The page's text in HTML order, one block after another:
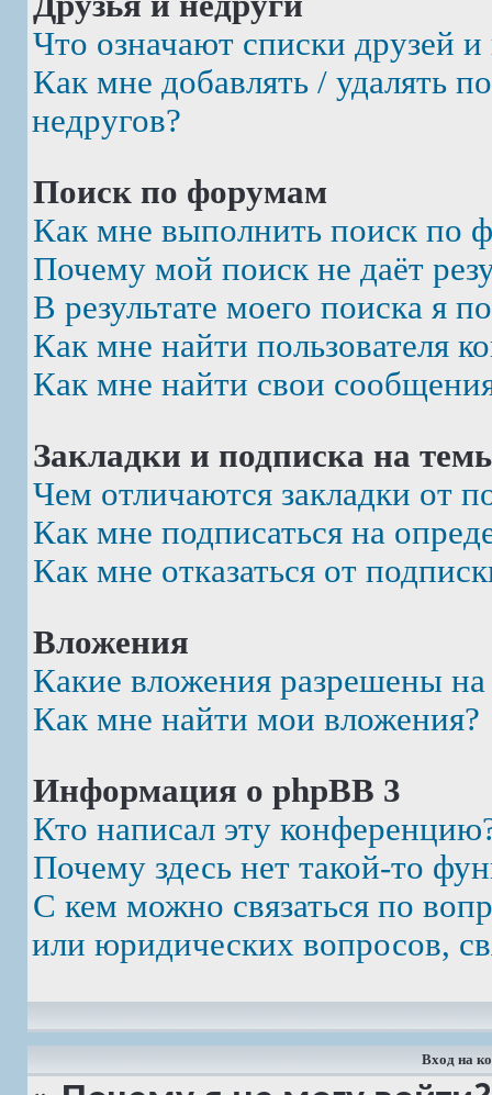
Что означают списки друзей и
Как мне добавлять / удалять
недругов?
Поиск по форумам
Как мне выполнить поиск по
Почему мой поиск не даёт
В результате моего поиска я
Как мне найти пользователя
Как мне найти свои
Закладки и подписка на
Чем отличаются закладки от
Как мне подписаться на
Как мне отказаться от
Вложения
Какие вложения разрешены
Как мне найти мои вложения?
Информация о phpBB 3
Кто написал эту
Почему здесь нет такой-то
С кем можно связаться по
или юридических вопросов,
Вход на